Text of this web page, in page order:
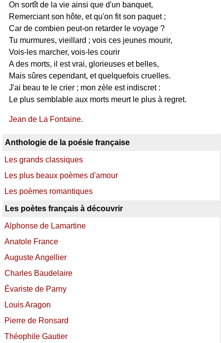
On sortît de la vie ainsi que d'un banquet,
Remerciant son hôte, et qu'on fit son paquet ;
Car de combien peut-on retarder le voyage ?
Tu murmures, vieillard ; vois ces jeunes mourir,
Vois-les marcher, vois-les courir
A des morts, il est vrai, glorieuses et belles,
Mais sûres cependant, et quelquefois cruelles.
J'ai beau te le crier ; mon zèle est indiscret :
Le plus semblable aux morts meurt le plus à regret.
Jean de La Fontaine.
Anthologie de la poésie française
Les grands classiques
Les plus beaux poèmes d'amour
Les poèmes romantiques
Les poètes français à découvrir
Alphonse de Lamartine
Anatole France
Auguste Angellier
Charles Baudelaire
Évariste de Parny
Louis Aragon
Pierre de Ronsard
Théophile Gautier